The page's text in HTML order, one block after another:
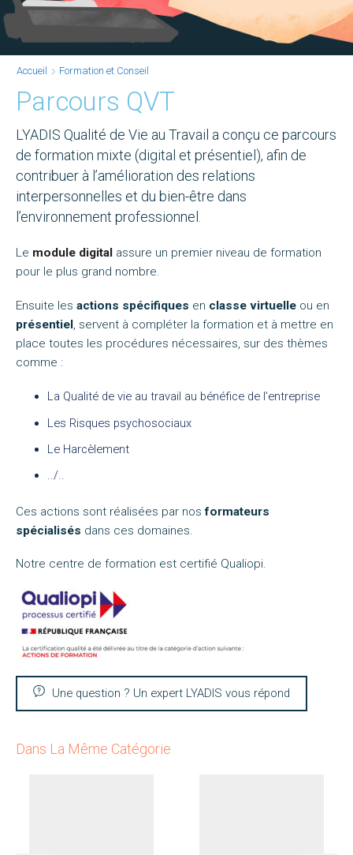
Accueil Formation et Conseil
Parcours QVT
LYADIS Qualité de Vie au Travail a conçu ce parcours
de formation mixte (digital et présentiel), afin de
contribuer à l’amélioration des relations
interpersonnelles et du bien-être dans
l’environnement professionnel.
Le module digital assure un premier niveau de formation
pour le plus grand nombre.
Ensuite les actions spécifiques en classe virtuelle ou en
présentiel , servent à compléter la formation et à mettre en
place toutes les procédures nécessaires, sur des thèmes
comme :
La Qualité de vie au travail au bénéfice de l’entreprise
Les Risques psychosociaux
Le Harcèlement
../..
Ces actions sont réalisées par nosformateurs
spécialisés dans ces domaines.
Notre centre de formation est certifié Qualiopi.
Une question ? Un expert LYADIS vous répond
Dans La Même Catégorie